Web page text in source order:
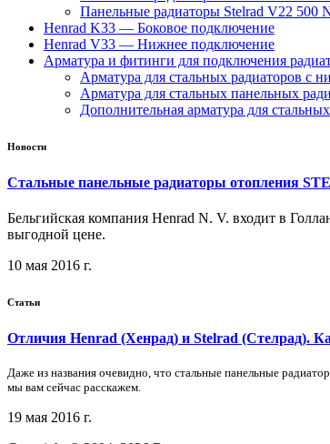
Панельные радиаторы Stelrad V22 500
Henrad K33 — Боковое подключение
Henrad V33 — Нижнее подключение
Арматура и фитинги для подключения
Арматура для стальных радиаторов с
Арматура для стальных панельных
Дополнительная арматура для
Новости
Стальные панельные радиаторы отопления
Бельгийская компания Henrad N. V. входит в
выгодной цене.
10 мая 2016 г.
Статьи
Отличия Henrad (Хенрад) и Stelrad (Стелрад).
Даже из названия очевидно, что стальные панельные
мы вам сейчас расскажем.
19 мая 2016 г.